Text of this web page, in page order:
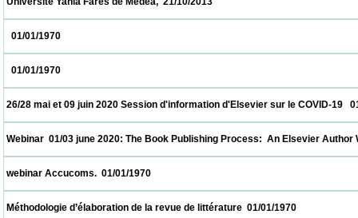
01/01/1970
01/01/1970
26/28 mai et 09 juin 2020 Session d'information d'Elsevier sur le
Webinar  01/03 june 2020: The Book Publishing Process:  An
webinar Accucoms.  01/01/1970
Méthodologie d’élaboration de la revue de littérature  01/01/